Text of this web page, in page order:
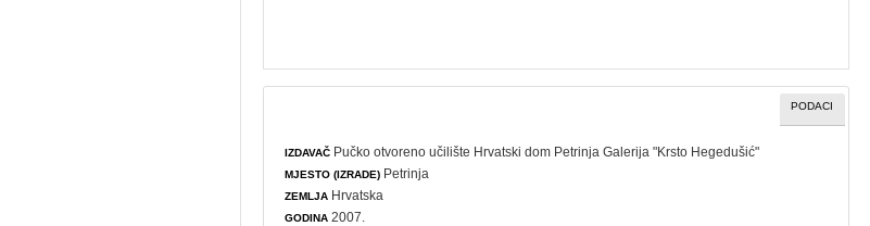
PODACI
IZDAVAČ Pučko otvoreno učilište Hrvatski dom Petrinja Galerija "Krsto Hegedušić"
MJESTO (IZRADE) Petrinja
ZEMLJA Hrvatska
GODINA 2007.